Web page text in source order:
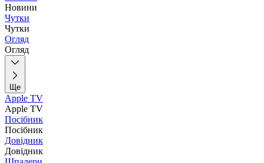
Новини
Чутки
Чутки
Огляд
Огляд
Ще
Apple TV
Apple TV
Посібник
Посібник
Довідник
Довідник